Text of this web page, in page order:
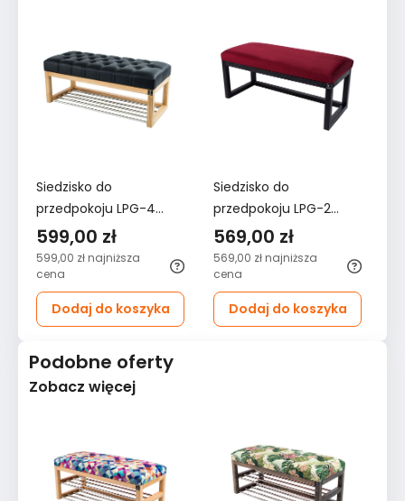
Siedzisko do
przedpokoju LPG-4
40x45x45 cm ławka
tapicerowana stelaż
orzech ekoskóra
czarna
599,00 zł
599,00 zł najniższa
cena
Dodaj do koszyka
Siedzisko do
przedpokoju LPG-2
55x35x45 cm ławka
tapicerowana nogi
czarne tkanina Piano
06 bordowy
569,00 zł
569,00 zł najniższa
cena
Dodaj do koszyka
Podobne oferty
Zobacz więcej